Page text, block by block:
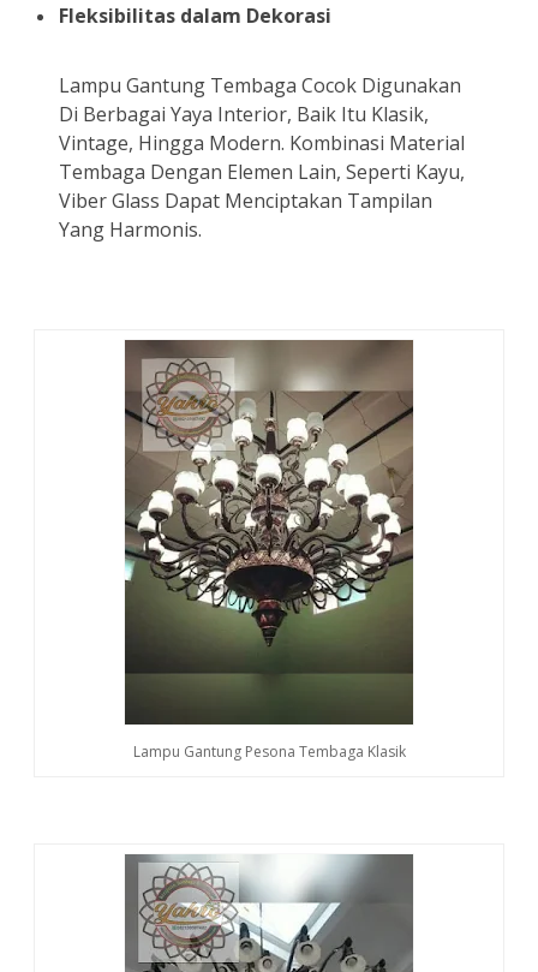
Fleksibilitas dalam Dekorasi
Lampu Gantung Tembaga Cocok Digunakan
Di Berbagai Yaya Interior, Baik Itu Klasik,
Vintage, Hingga Modern. Kombinasi Material
Tembaga Dengan Elemen Lain, Seperti Kayu,
Viber Glass Dapat Menciptakan Tampilan
Yang Harmonis.
Lampu Gantung Pesona Tembaga Klasik